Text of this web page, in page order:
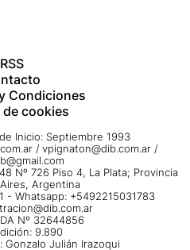
RSS
Condiciones
de cookies
Inicio: Septiembre 1993
/ vpignaton@dib.com.ar /
Nº 726 Piso 4, La Plata; Provincia
Argentina
- Whatsapp: +5492215031783
Nº 32644856
9.890
Gonzalo Julián Irazoqui